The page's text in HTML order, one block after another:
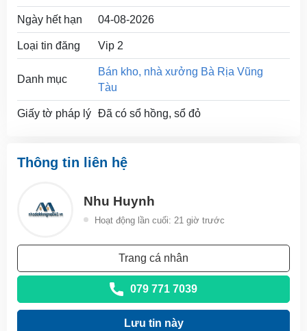
Ngày hết hạn 04-08-2026
Loại tin đăng Vip 2
Danh mục
Bán kho, nhà xưởng Bà Rịa Vũng
Tàu
Giấy tờ pháp lý Đã có sổ hồng, sổ đỏ
Thông tin liên hệ
Nhu Huynh
Hoạt động lần cuối: 21 giờ trước
Trang cá nhân
079 771 7039
Lưu tin này